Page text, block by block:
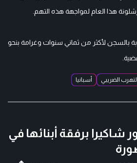
هذا العام لمواجهة هذه التهم.
بالسجن لأكثر من ثماني سنوات وغرامة بنحو
الضريبي أسبانيا
شاكيرا برفقة أبنائها في